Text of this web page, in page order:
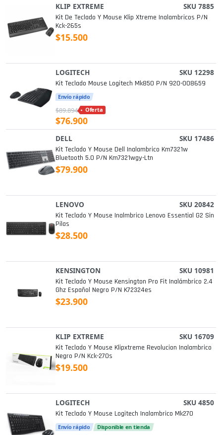
KLIP EXTREME SKU 7885
Kit De Teclado Y Mouse Klip Xtreme Inalambricos P/n
Kck-265s
$15.500
LOGITECH SKU 12298
Kit Teclado Mouse Logitech Mk850 P/n 920-008659
Envío rápido
$89.894 Oferta
$76.900
DELL SKU 17486
Kit Teclado Y Mouse Dell Inalambrico Km7321w
Bluetooth 5.0 P/n Km7321wgy-Ltn
$79.900
LENOVO SKU 20842
Kit Teclado Y Mouse Inalmbrico Lenovo Essential G2 Sin
Pilas
$28.500
KENSINGTON SKU 10981
Kit Teclado Y Mouse Kensington Pro Fit Inalámbrico 2.4
Ghz Español Negro P/n K72324es
$23.900
KLIP EXTREME SKU 16709
Kit Teclado Y Mouse Klipxtreme Revolucion Inalambrico
Negro P/n Kck-270s
$19.500
LOGITECH SKU 4850
Kit Teclado Y Mouse Logitech Inalambrico Mk270
Envío rápido Disponible en tienda